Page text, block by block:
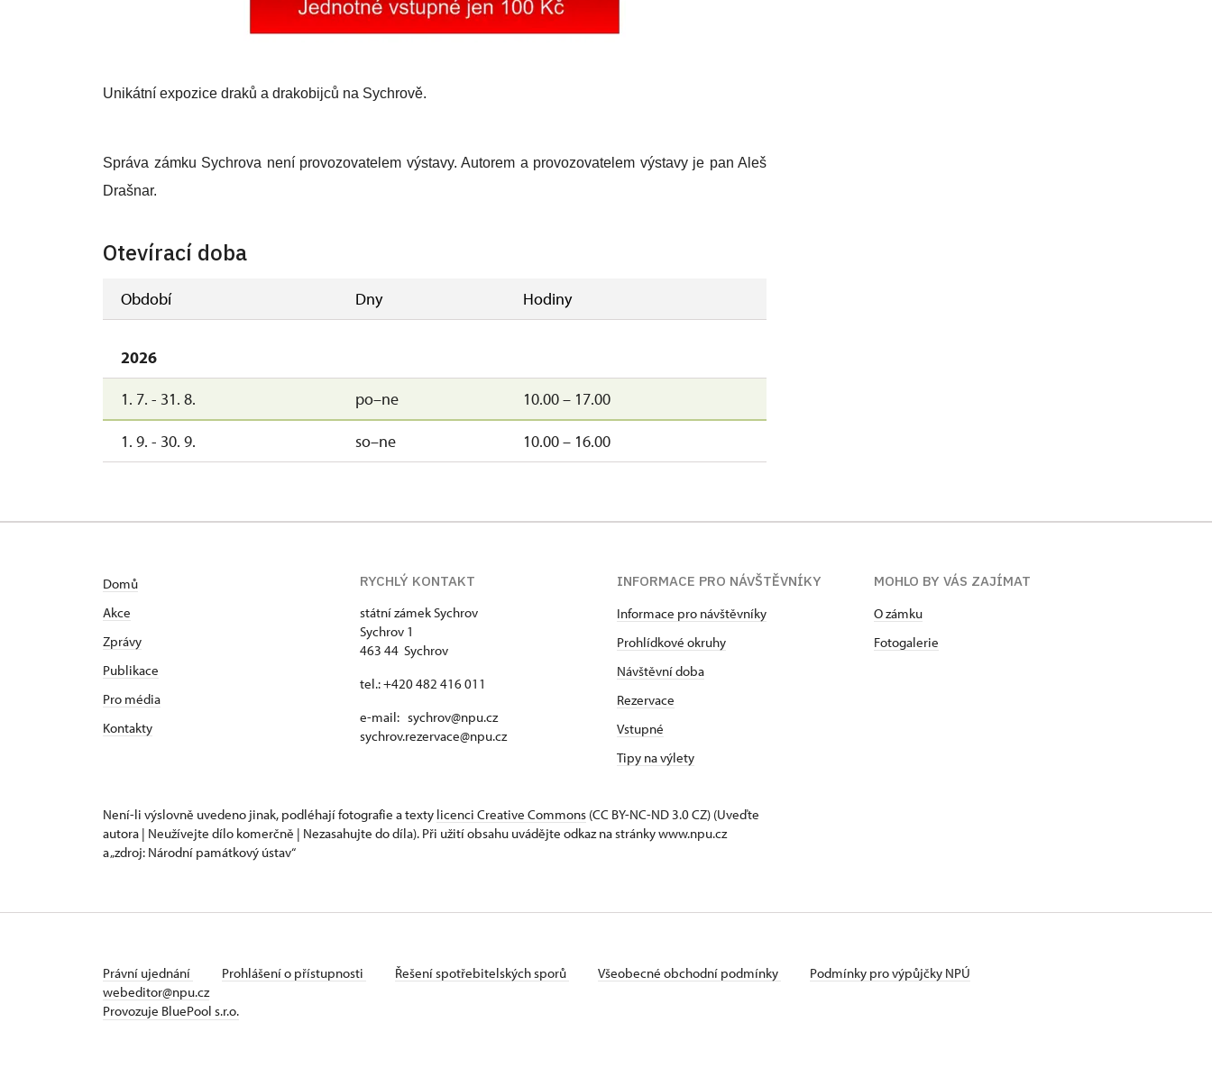
Unikátní expozice draků a drakobijců na Sychrově.
Správa zámku Sychrova není provozovatelem výstavy. Autorem a provozovatelem výstavy je pan Aleš
Drašnar.
Otevírací doba
Období Dny Hodiny
2026
1. 7. - 31. 8.
po–ne 10.00 – 17.00
1. 9. - 30. 9. so–ne 10.00 – 16.00
Domů
Akce
Zprávy
Publikace
Pro média
Kontakty
RYCHLÝ KONTAKT
státní zámek Sychrov
Sychrov 1
463 44 Sychrov
tel.: +420 482 416 011
e-mail: sychrov@npu.cz
sychrov.rezervace@npu.cz
INFORMACE PRO NÁVŠTĚVNÍKY
Informace pro návštěvníky
Prohlídkové okruhy
Návštěvní doba
Rezervace
Vstupné
Tipy na výlety
MOHLO BY VÁS ZAJÍMAT
O zámku
Fotogalerie
Není-li výslovně uvedeno jinak, podléhají fotografie a texty licenci Creative Commons (CC BY-NC-ND 3.0 CZ) (Uveďte
autora | Neužívejte dílo komerčně | Nezasahujte do díla). Při užití obsahu uvádějte odkaz na stránky www.npu.cz
a „zdroj: Národní památkový ústav“
Právní ujednání Prohlášení o přístupnosti Řešení spotřebitelských sporů Všeobecné obchodní podmínky
Podmínky pro výpůjčky NPÚ
webeditor@npu.cz
Provozuje BluePool s.r.o.